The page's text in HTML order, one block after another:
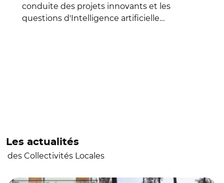
conduite des projets innovants et les
questions d'Intelligence artificielle…
Les actualités
des Collectivités Locales